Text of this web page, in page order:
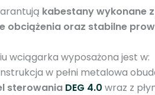
kabestany wykonane
obciążenia oraz stabilne
wciągarka wyposażona jest w:
w pełni metalowa
sterowania DEG 4.0 wraz z